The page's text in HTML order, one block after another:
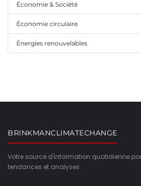
Économie & Société
Économie circulaire
Énergies renouvelables
BRINKMANCLIMATECHANGE
Votre source d'information quotidienne
tendances et analyses.